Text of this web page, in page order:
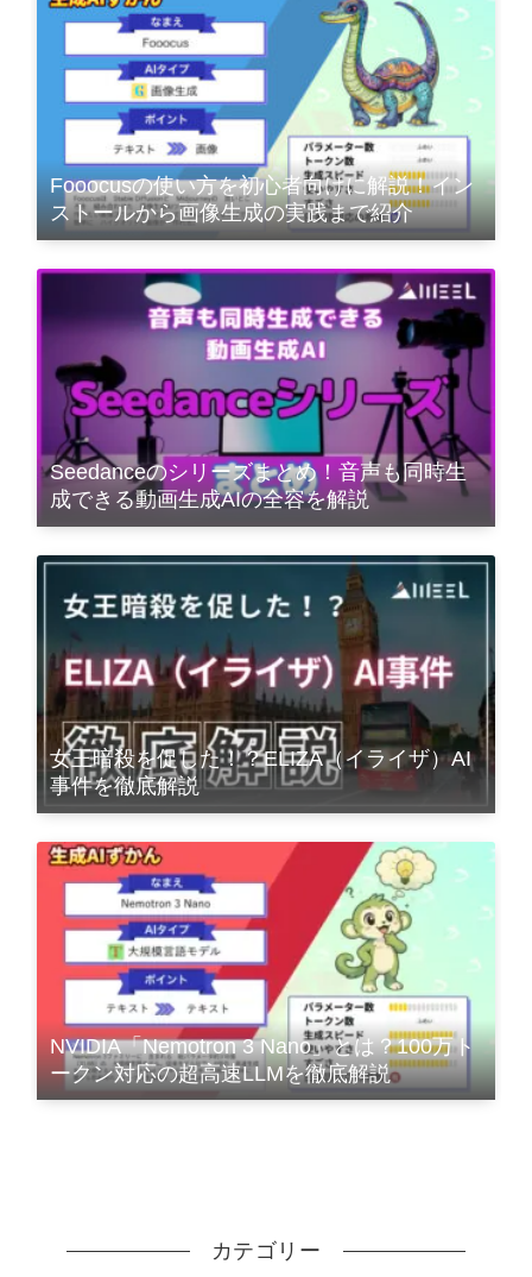
Fooocusの使い方を初心者向けに解説！イン
ストールから画像生成の実践まで紹介
Seedanceのシリーズまとめ！音声も同時生
成できる動画生成AIの全容を解説
女王暗殺を促した！？ELIZA（イライザ）AI
事件を徹底解説
NVIDIA「Nemotron 3 Nano」とは？100万ト
ークン対応の超高速LLMを徹底解説
カテゴリー